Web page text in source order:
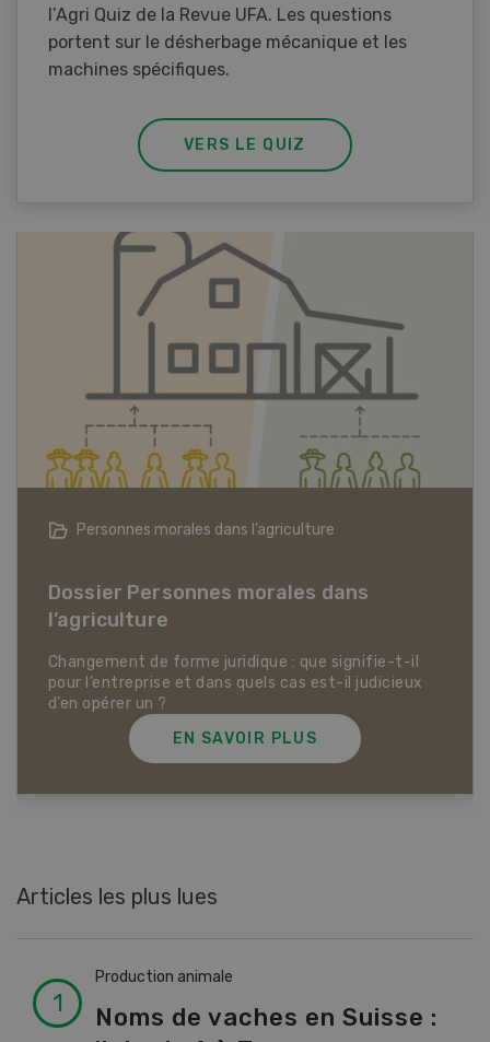
l’Agri Quiz de la Revue UFA. Les questions
portent sur le désherbage mécanique et les
machines spécifiques.
VERS LE QUIZ
Articles biologiques
Dossier Articles biologiques
EN SAVOIR PLUS
Articles les plus lues
Production animale
Noms de vaches en Suisse :